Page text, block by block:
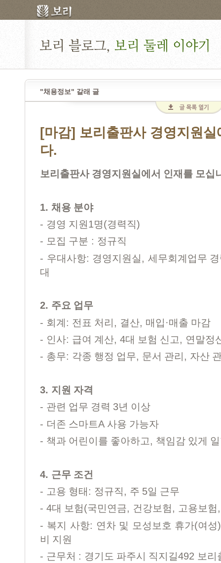
"채용정보" 갈래 글
[마감] 보리출판사 경영지원
다.
보리출판사 경영지원실에서 인재를 모십
1. 채용 분야
- 경영 지원 1명(경력직)
- 모집 구분 : 정규직
- 우대사항: 경영지원실 , 세무회계업무
대
2. 주요 업무
- 회계 : 전표 처리 , 결산, 매입 ·매출 마감
- 인사: 급여 계산, 4대 보험 신고 , 연말정
- 총무: 각종 행정 업무, 문서 관리 , 자산
3. 지원 자격
- 관련 업무 경력 3년 이상
- 더존 스마트A 사용 가능자
- 책과 어린이를 좋아하고 , 책임감 있게
4. 근무 조건
- 고용 형태 : 정규직 , 주 5일 근무
- 4대 보험(국민연금, 건강보험 , 고용보험
- 복지 사항: 연차 및 모성보호 휴가(여성
비 지원
- 근무처 : 경기도 파주시 직지길492 보리